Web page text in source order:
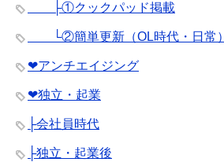
├①クックパッド掲載
└②簡単更新（OL時代・日常）
❤︎アンチエイジング
❤︎独立・起業
├会社員時代
├独立・起業後